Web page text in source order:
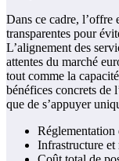
Dans ce cadre, l’offre
transparentes pour
L’alignement des
attentes du marché
tout comme la
bénéfices concrets de
que de s’appuyer
Réglementation
Infrastructure et